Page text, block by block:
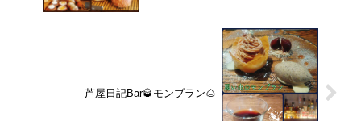
芦屋日記Bar🥃モンブラン🌰